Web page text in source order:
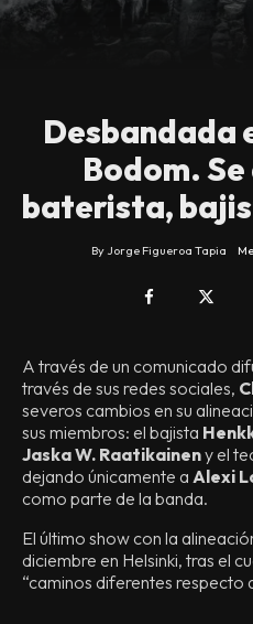
Desbandada
Bodom.
baterista,
By Jorge Figueroa Tapia
A través de un comunicado
través de sus redes sociales,
severos cambios en su
sus miembros: el bajista
Jaska W. Raatikaineny el
dejando únicamente a Alexi
como parte de la banda.
El último show con la
diciembre en Helsinki, tras el
“caminos diferentes respecto